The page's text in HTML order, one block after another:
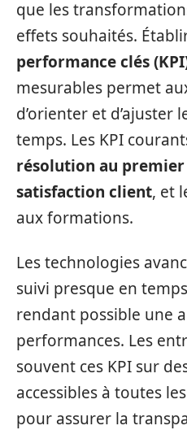
que les
effets souhaités.
performance clés
mesurables permet
d’orienter et d’ajuster
temps. Les KPI
résolution au
satisfaction client, et
aux formations.
Les technologies
suivi presque en
rendant possible une
performances. Les
souvent ces KPI sur
accessibles à toutes
pour assurer la